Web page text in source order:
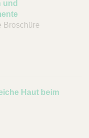
und
Broschüre
Haut beim